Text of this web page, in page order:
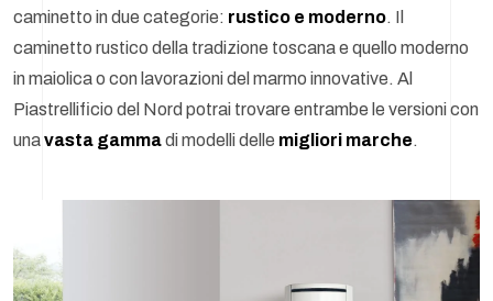
caminetto in due categorie: rustico e moderno. Il
caminetto rustico della tradizione toscana e quello moderno
in maiolica o con lavorazioni del marmo innovative. Al
Piastrellificio del Nord potrai trovare entrambe le versioni con
unavasta gammadi modelli delle migliori marche.